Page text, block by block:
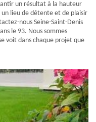
un résultat à la hauteur
lieu de détente et de plaisir
nous Seine-Saint-Denis
le 93. Nous sommes
voit dans chaque projet que